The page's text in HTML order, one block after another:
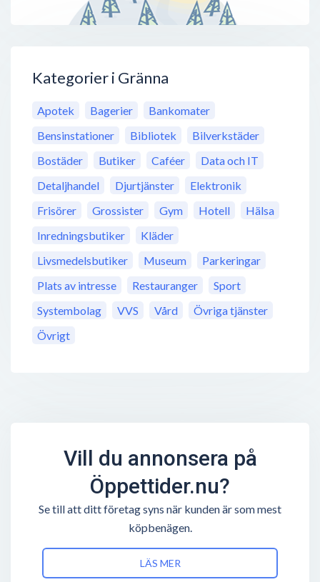
Kategorier i Gränna
Apotek Bagerier
Bankomater
Bensinstationer
Bibliotek
Bilverkstäder
Bostäder
Butiker Caféer
Data och IT
Detaljhandel
Djurtjänster
Elektronik
Frisörer
Grossister Gym Hotell
Hälsa
Inredningsbutiker
Kläder
Livsmedelsbutiker
Museum
Parkeringar
Plats av intresse
Restauranger
Sport
Systembolag
VVS Vård
Övriga tjänster
Övrigt
Vill du annonsera på
Öppettider.nu?
Se till att ditt företag syns när kunden är som mest
köpbenägen.
LÄS MER